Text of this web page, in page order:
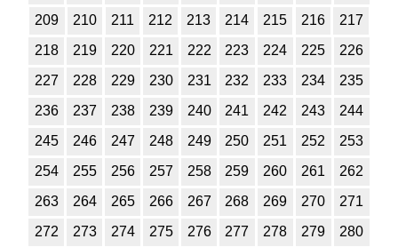
209
210 211 212 213 214 215 216
217
218
219 220 221 222 223 224 225
226
227
228 229 230 231 232 233 234
235
236
237 238 239 240 241 242 243
244
245
246 247 248 249 250 251 252
253
254
255 256 257 258 259 260 261
262
263
264 265 266 267 268 269 270
271
272
273 274 275 276 277 278 279
280